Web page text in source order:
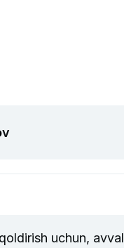
uchun, avval